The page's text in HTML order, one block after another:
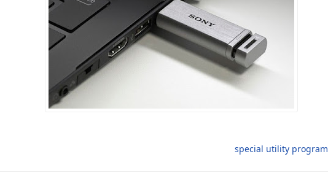
special utility program